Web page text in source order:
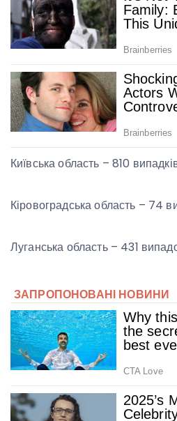
Київська область – 810
Кіровоградська область – 74
Луганська область – 431